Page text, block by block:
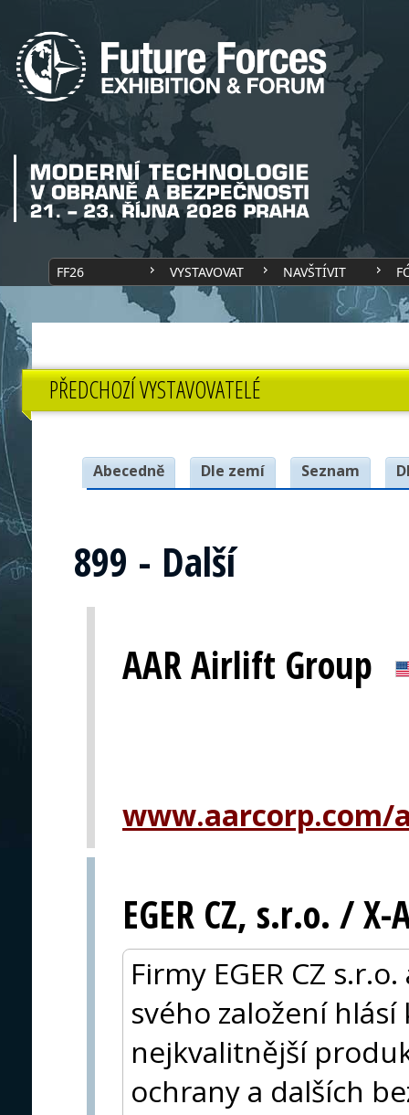
FF26 VYSTAVOVAT NAVŠTÍVIT
PŘEDCHOZÍ VYSTAVOVATELÉ
Abecedně Dle zemí Seznam
899 - Další
AAR Airlift Group
EGER CZ, s.r.o. /
Firmy EGER CZ
svého založení
nejkvalitnější
ochrany a dalších